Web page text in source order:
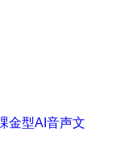
金型AI音声文